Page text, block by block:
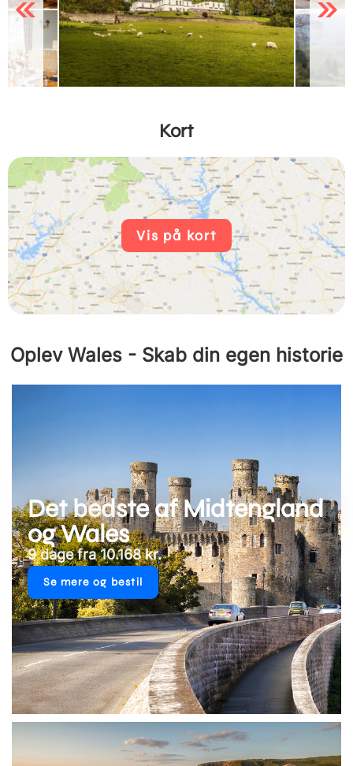
Previous Next
Kort
Vis på kort
Oplev Wales - Skab din egen historie
Det bedste af Midtengland
og Wales
9 dage fra 10.168 kr.
Se mere og bestil